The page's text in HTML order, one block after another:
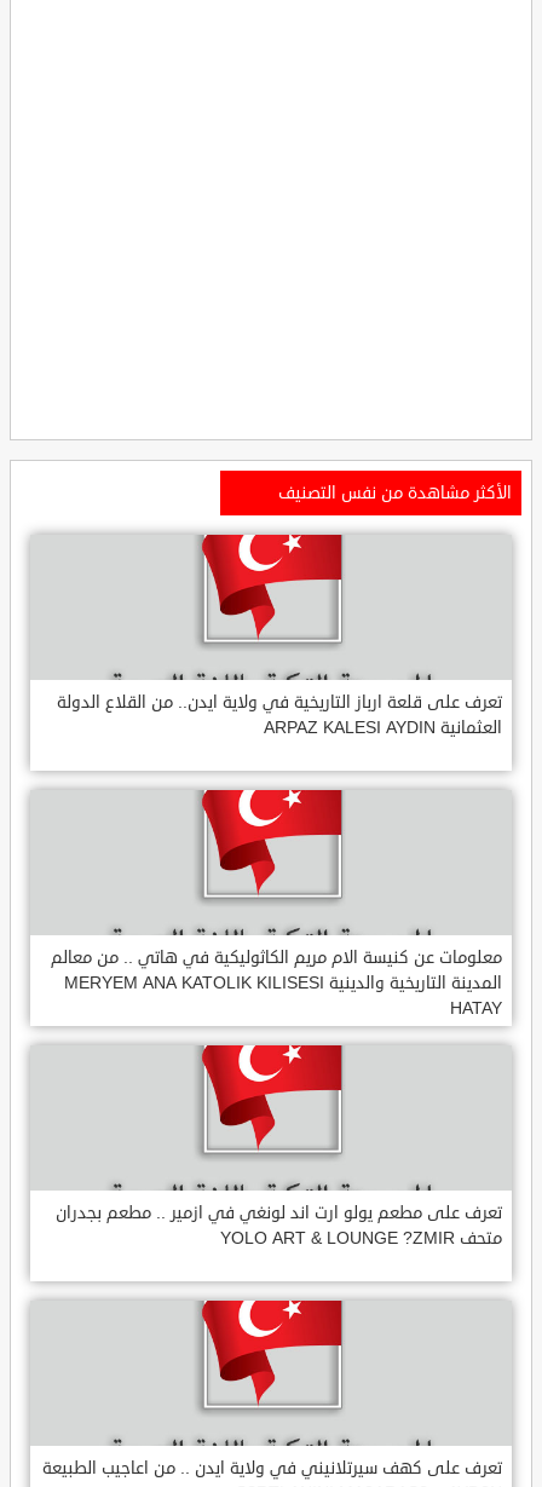
الأكثر مشاهدة من نفس التصنيف
تعرف على قلعة ارباز التاريخية في ولاية ايدن.. من القلاع الدولة
العثمانية ARPAZ KALESI AYDIN
معلومات عن كنيسة الام مريم الكاثوليكية في هاتي .. من معالم
المدينة التاريخية والدينية MERYEM ANA KATOLIK KILISESI
HATAY
تعرف على مطعم يولو ارت اند لونغي في ازمير .. مطعم بجدران
متحف YOLO ART & LOUNGE ?ZMIR
تعرف على كهف سيرتلانيني في ولاية ايدن .. من اعاجيب الطبيعة